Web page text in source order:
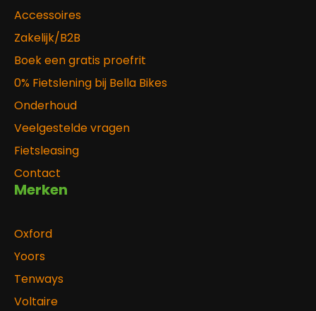
Accessoires
Zakelijk/B2B
Boek een gratis proefrit
0% Fietslening bij Bella Bikes
Onderhoud
Veelgestelde vragen
Fietsleasing
Contact
Merken
Oxford
Yoors
Tenways
Voltaire